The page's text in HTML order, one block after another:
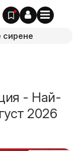
- Най-
2026